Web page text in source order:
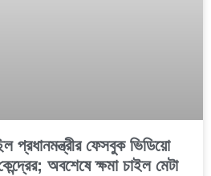
ফেসবুক ভিডিয়ো
অবশেষে ক্ষমা চাইল মেটা